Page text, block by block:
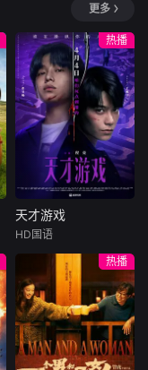
友，林知夏为表
本剧讲述了状元实
业家张謇创办大生
企业，实业报国的
故事。甲午战争
后，国家蒙羞，张
謇虽高中状元，却
渴望寻求强国之
路。他毅然弃政从
商，殚精竭虑，创
办了中国第一家民
营纺织企业大生纱
厂。经历集资风波
等种种挫折后
更多
热播
天才游戏
李蔓瑄
穷途末路的天才少
年刘全龙（彭昱畅
饰），被偏执富家
公子陈伦（丁禹兮
饰）选中，被迫踏
天才游戏
HD国语
热播